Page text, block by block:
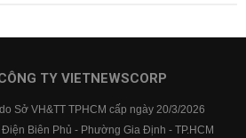
TY VIETNEWSCORP
Sở VH&TT TPHCM cấp ngày 20/3/2026
Biên Phủ - Phường Gia Định - TP.HCM